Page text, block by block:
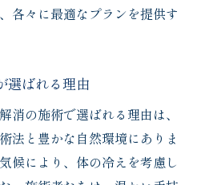
各々に最適なプランを提供す
選ばれる理由
消の施術で選ばれる理由は、
法と豊かな自然環境にありま
候により、体の冷えを考慮し